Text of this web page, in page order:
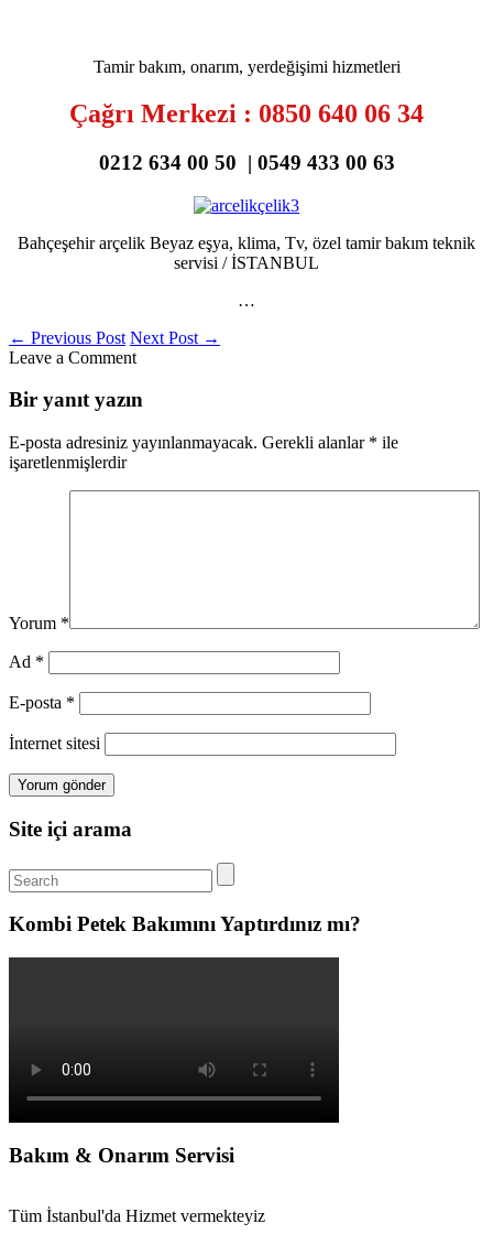
Tamir bakım, onarım, yerdeğişimi hizmetleri
Çağrı Merkezi : 0850 640 06 34
0212 634 00 50 | 0549 433 00 63
Bahçeşehir arçelik Beyaz eşya, klima, Tv, özel tamir bakım teknik
servisi / İSTANBUL
…
← Previous Post Next Post →
Leave a Comment
Bir yanıt yazın
E-posta adresiniz yayınlanmayacak. Gerekli alanlar * ile
işaretlenmişlerdir
Yorum *
Ad *
E-posta *
İnternet sitesi
Site içi arama
Kombi Petek Bakımını Yaptırdınız mı?
Bakım & Onarım Servisi
Tüm İstanbul'da Hizmet vermekteyiz